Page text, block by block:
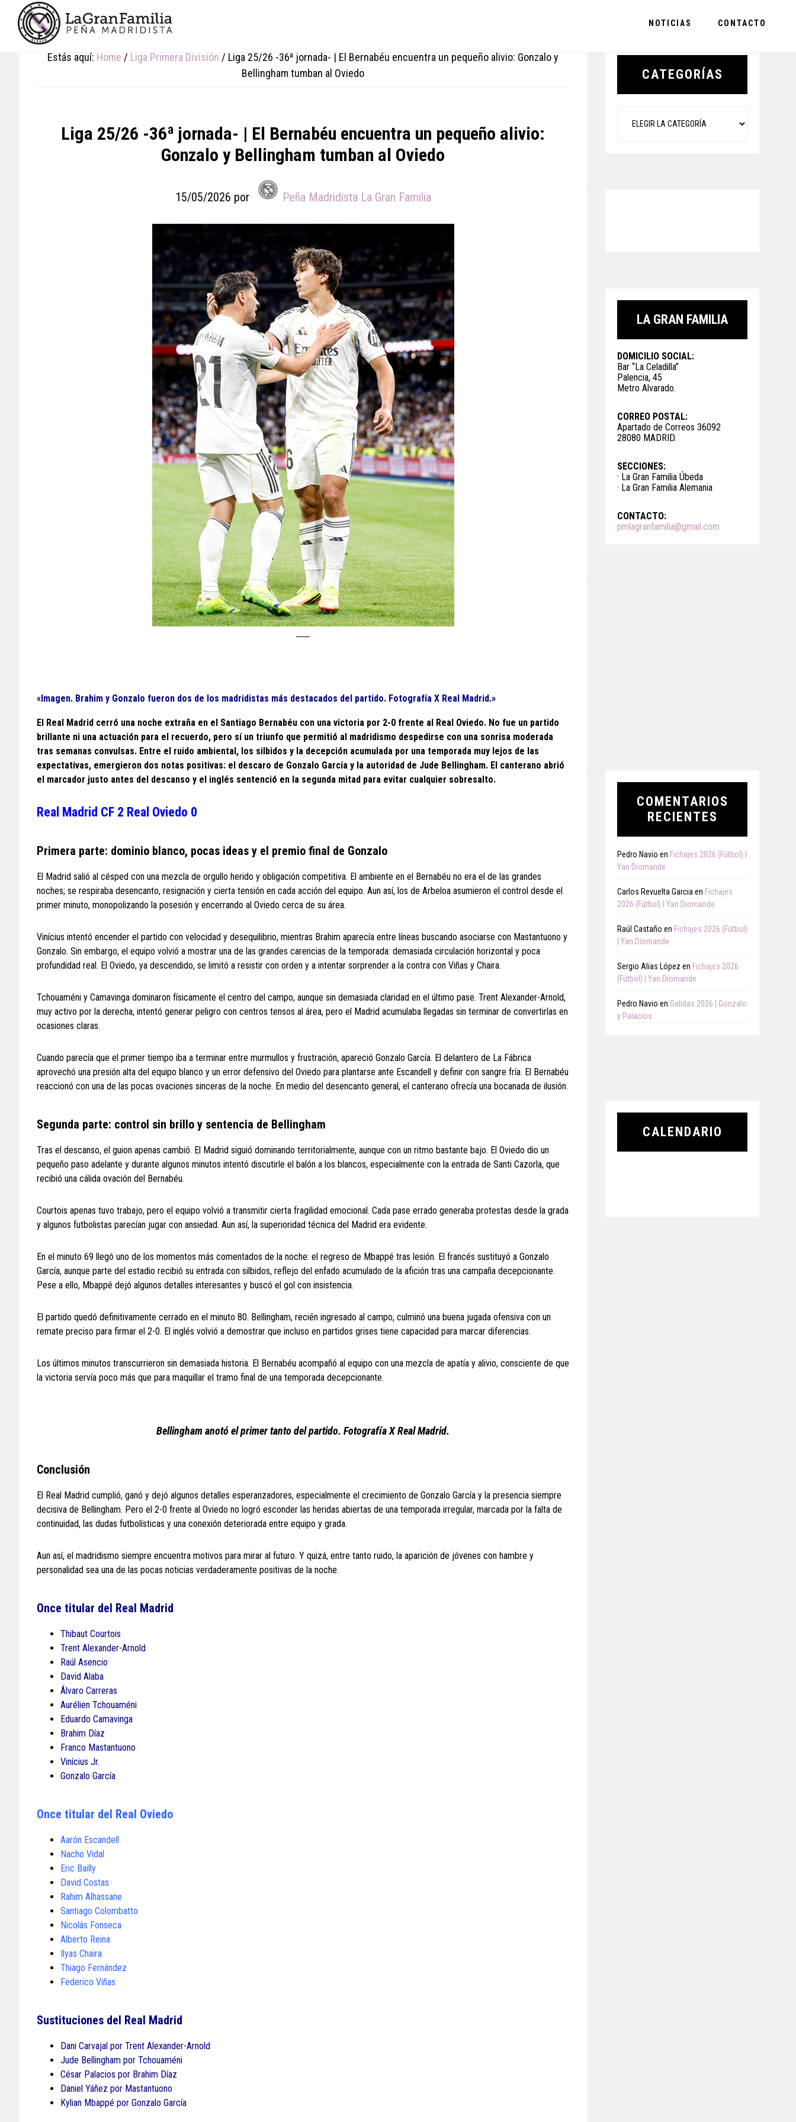
primary
footer
NOTICIAS CONTACTO
Estás aquí: Home / Liga Primera División / Liga 25/26 -36ª jornada- | El Bernabéu encuentra un pequeño alivio: Gonzalo y
Bellingham tumban al Oviedo
Liga 25/26 -36ª jornada- | El Bernabéu encuentra un pequeño alivio:
Gonzalo y Bellingham tumban al Oviedo
15/05/2026 por Peña Madridista La Gran Familia
«Imagen. Brahim y Gonzalo fueron dos de los madridistas más destacados del partido. Fotografía X Real Madrid.»
El Real Madrid cerró una noche extraña en el Santiago Bernabéu con una victoria por 2-0 frente al Real Oviedo. No fue un partido
brillante ni una actuación para el recuerdo, pero sí un triunfo que permitió al madridismo despedirse con una sonrisa moderada
tras semanas convulsas. Entre el ruido ambiental, los silbidos y la decepción acumulada por una temporada muy lejos de las
expectativas, emergieron dos notas positivas: el descaro de Gonzalo García y la autoridad de Jude Bellingham. El canterano abrió
el marcador justo antes del descanso y el inglés sentenció en la segunda mitad para evitar cualquier sobresalto.
Real Madrid CF 2 Real Oviedo 0
Primera parte: dominio blanco, pocas ideas y el premio final de Gonzalo
El Madrid salió al césped con una mezcla de orgullo herido y obligación competitiva. El ambiente en el Bernabéu no era el de las grandes
noches; se respiraba desencanto, resignación y cierta tensión en cada acción del equipo. Aun así, los de Arbeloa asumieron el control desde el
primer minuto, monopolizando la posesión y encerrando al Oviedo cerca de su área.
Vinícius intentó encender el partido con velocidad y desequilibrio, mientras Brahim aparecía entre líneas buscando asociarse con Mastantuono y
Gonzalo. Sin embargo, el equipo volvió a mostrar una de las grandes carencias de la temporada: demasiada circulación horizontal y poca
profundidad real. El Oviedo, ya descendido, se limitó a resistir con orden y a intentar sorprender a la contra con Viñas y Chaira.
Tchouaméni y Camavinga dominaron físicamente el centro del campo, aunque sin demasiada claridad en el último pase. Trent Alexander-Arnold,
muy activo por la derecha, intentó generar peligro con centros tensos al área, pero el Madrid acumulaba llegadas sin terminar de convertirlas en
ocasiones claras.
Cuando parecía que el primer tiempo iba a terminar entre murmullos y frustración, apareció Gonzalo García. El delantero de La Fábrica
aprovechó una presión alta del equipo blanco y un error defensivo del Oviedo para plantarse ante Escandell y definir con sangre fría. El Bernabéu
reaccionó con una de las pocas ovaciones sinceras de la noche. En medio del desencanto general, el canterano ofrecía una bocanada de ilusión.
Segunda parte: control sin brillo y sentencia de Bellingham
Tras el descanso, el guion apenas cambió. El Madrid siguió dominando territorialmente, aunque con un ritmo bastante bajo. El Oviedo dio un
pequeño paso adelante y durante algunos minutos intentó discutirle el balón a los blancos, especialmente con la entrada de Santi Cazorla, que
recibió una cálida ovación del Bernabéu.
Courtois apenas tuvo trabajo, pero el equipo volvió a transmitir cierta fragilidad emocional. Cada pase errado generaba protestas desde la grada
y algunos futbolistas parecían jugar con ansiedad. Aun así, la superioridad técnica del Madrid era evidente.
En el minuto 69 llegó uno de los momentos más comentados de la noche: el regreso de Mbappé tras lesión. El francés sustituyó a Gonzalo
García, aunque parte del estadio recibió su entrada con silbidos, reflejo del enfado acumulado de la afición tras una campaña decepcionante.
Pese a ello, Mbappé dejó algunos detalles interesantes y buscó el gol con insistencia.
El partido quedó definitivamente cerrado en el minuto 80. Bellingham, recién ingresado al campo, culminó una buena jugada ofensiva con un
remate preciso para firmar el 2-0. El inglés volvió a demostrar que incluso en partidos grises tiene capacidad para marcar diferencias.
Los últimos minutos transcurrieron sin demasiada historia. El Bernabéu acompañó al equipo con una mezcla de apatía y alivio, consciente de que
la victoria servía poco más que para maquillar el tramo final de una temporada decepcionante.
Bellingham anotó el primer tanto del partido. Fotografía X Real Madrid.
Conclusión
El Real Madrid cumplió, ganó y dejó algunos detalles esperanzadores, especialmente el crecimiento de Gonzalo García y la presencia siempre
decisiva de Bellingham. Pero el 2-0 frente al Oviedo no logró esconder las heridas abiertas de una temporada irregular, marcada por la falta de
continuidad, las dudas futbolísticas y una conexión deteriorada entre equipo y grada.
Aun así, el madridismo siempre encuentra motivos para mirar al futuro. Y quizá, entre tanto ruido, la aparición de jóvenes con hambre y
personalidad sea una de las pocas noticias verdaderamente positivas de la noche.
Once titular del Real Madrid
Thibaut Courtois
Trent Alexander-Arnold
Raúl Asencio
David Alaba
Álvaro Carreras
Aurélien Tchouaméni
Eduardo Camavinga
Brahim Díaz
Franco Mastantuono
Vinícius Jr.
Gonzalo García
Once titular del Real Oviedo
Aarón Escandell
Nacho Vidal
Eric Bailly
David Costas
Rahim Alhassane
Santiago Colombatto
Nicolás Fonseca
Alberto Reina
Ilyas Chaira
Thiago Fernández
Federico Viñas
Sustituciones del Real Madrid
Dani Carvajal por Trent Alexander-Arnold
Jude Bellingham por Tchouaméni
César Palacios por Brahim Díaz
Daniel Yáñez por Mastantuono
Kylian Mbappé por Gonzalo García
Primary
CATEGORÍAS
LA GRAN FAMILIA
DOMICILIO SOCIAL:
Bar “La Celadilla”
Palencia, 45
Metro Alvarado.
CORREO POSTAL:
Apartado de Correos 36092
28080 MADRID.
SECCIONES:
· La Gran Familia Úbeda
· La Gran Familia Alemania
CONTACTO:
pmlagranfamilia@gmail.com
COMENTARIOS
RECIENTES
Pedro Navio en Fichajes 2026 (Fútbol) |
Yan Diomande
Carlos Revuelta Garcia en Fichajes
2026 (Fútbol) | Yan Diomande
Raúl Castaño en Fichajes 2026 (Fútbol)
| Yan Diomande
Sergio Alias López en Fichajes 2026
(Fútbol) | Yan Diomande
Pedro Navio en Salidas 2026 | Gonzalo
y Palacios
CALENDARIO